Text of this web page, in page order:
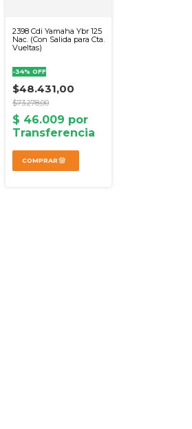
2398 Cdi Yamaha Ybr 125
Nac. (Con Salida para Cta.
Vueltas)
-34% OFF
$48.431,00
$73.278,00